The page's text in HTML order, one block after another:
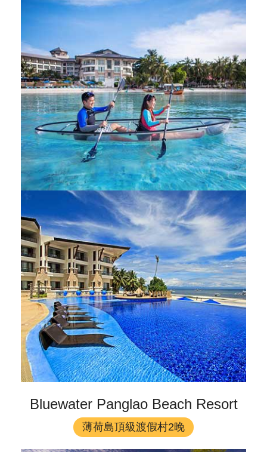
Bluewater Panglao Beach Resort
薄荷島頂級渡假村2晚